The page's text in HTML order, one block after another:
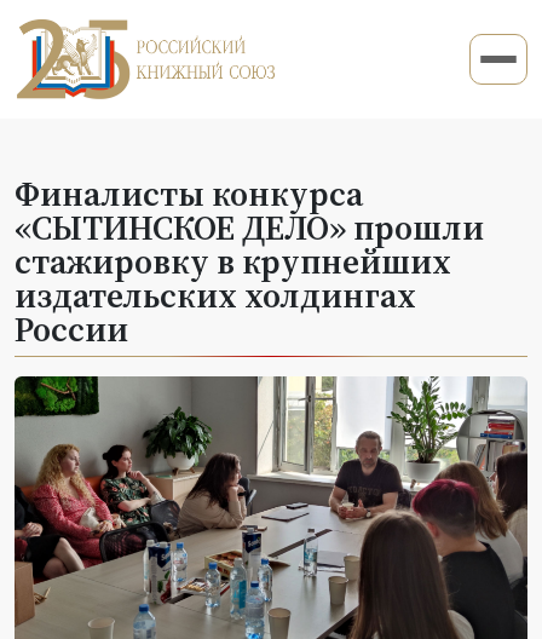
Финалисты конкурса
«СЫТИНСКОЕ ДЕЛО» прошли
стажировку в крупнейших
издательских холдингах
России